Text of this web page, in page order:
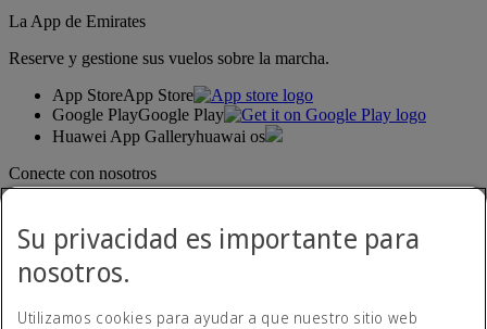
La App de Emirates
Reserve y gestione sus vuelos sobre la marcha.
App StoreApp Store
Google PlayGoogle Play
Huawei App Galleryhuawai os
Conecte con nosotros
Su privacidad es importante para
nosotros.
Utilizamos cookies para ayudar a que nuestro sitio web